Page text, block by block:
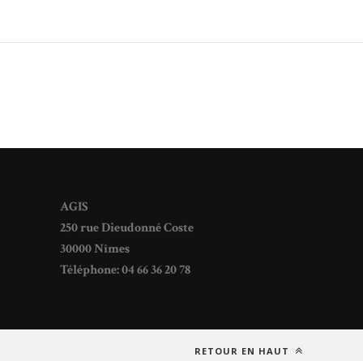
AGIS
250 rue Dieudonné Coste
30000 Nîmes
Téléphone: 04 66 36 20 78
RETOUR EN HAUT